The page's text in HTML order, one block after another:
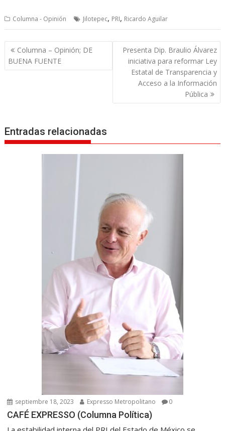
Columna - Opinión Jilotepec, PRI, Ricardo Aguilar
N
a
v
c
i
Columna – Opinión; DE
BUENA FUENTE
Presenta Dip. Braulio Álvarez
iniciativa para reformar Ley
Estatal de Transparencia y
Acceso a la Información
Pública
Entradas relacionadas
septiembre 18, 2023 Expresso Metropolitano 0
CAFÉ EXPRESSO (Columna Política)